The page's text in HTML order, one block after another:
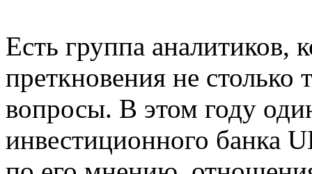
Есть группа аналитиков,
преткновения не столько
вопросы. В этом году
инвестиционного банка